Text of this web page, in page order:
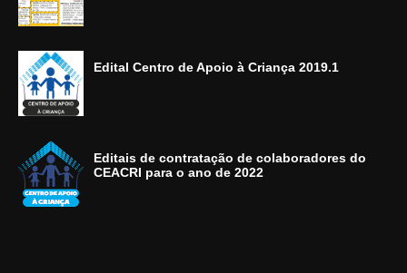
Edital Centro de Apoio à Criança 2019.1
Editais de contratação de colaboradores do
CEACRI para o ano de 2022